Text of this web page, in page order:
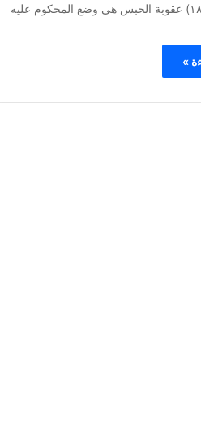
الحبس المادة (١٨) عقوبة الحبس هي وضع المحكوم عليه
»